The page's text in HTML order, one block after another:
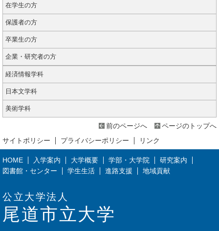
在学生の方
保護者の方
卒業生の方
企業・研究者の方
経済情報学科
日本文学科
美術学科
ページのトップへ
前のページへ
サイトポリシー
プライバシーポリシー リンク
HOME 入学案内 大学概要 学部・大学院
研究案内
図書館・センター
学生生活 進路支援 地域貢献
公立大学法人
尾道市立大学